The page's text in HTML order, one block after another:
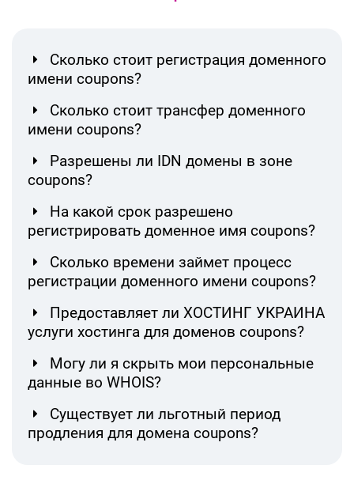
Сколько стоит регистрация доменного
имени coupons?
Сколько стоит трансфер доменного
имени coupons?
Разрешены ли IDN домены в зоне
coupons?
На какой срок разрешено
регистрировать доменное имя coupons?
Сколько времени займет процесс
регистрации доменного имени coupons?
Предоставляет ли ХОСТИНГ УКРАИНА
услуги хостинга для доменов coupons?
Могу ли я скрыть мои персональные
данные во WHOIS?
Существует ли льготный период
продления для домена coupons?